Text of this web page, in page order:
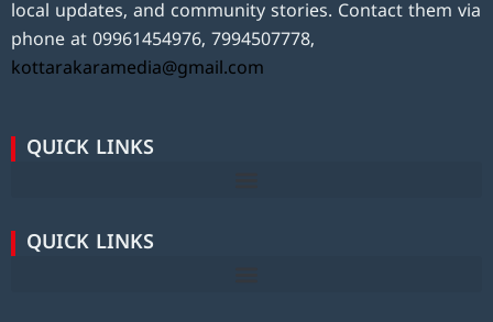
local updates, and community stories. Contact them via
phone at 09961454976, 7994507778,
kottarakaramedia@gmail.com
QUICK LINKS
QUICK LINKS